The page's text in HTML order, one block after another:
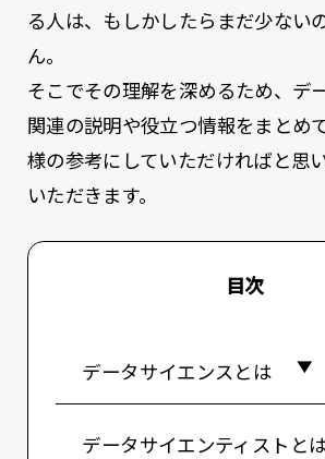
る人は、もしかしたらまだ少ない
ん。
そこでその理解を深めるため、デ
関連の説明や役立つ情報をまとめ
様の参考にしていただければと思
いただきます。
目次
データサイエンスとは
データサイエンティストと